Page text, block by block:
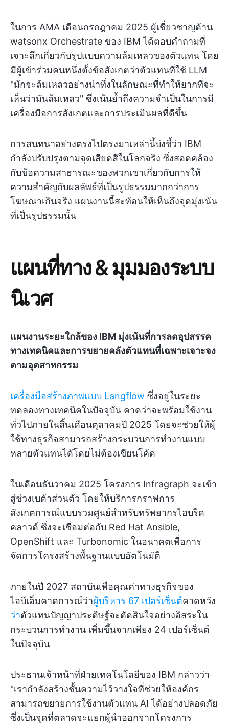
ในการ AMA เดือนกรกฎาคม 2025 ผู้เชี่ยวชาญด้าน
watsonx Orchestrate ของ IBM ได้ตอบคำถามที่
เจาะลึกเกี่ยวกับรูปแบบความล้มเหลวของตัวแทน โดย
มีผู้เข้าร่วมคนหนึ่งตั้งข้อสังเกตว่าตัวแทนที่ใช้ LLM
"มักจะล้มเหลวอย่างน่าทึ่งในลักษณะที่ทำให้ยากที่จะ
เห็นว่ามันล้มเหลว" ซึ่งเน้นย้ำถึงความจำเป็นในการมี
เครื่องมือการสังเกตและการประเมินผลที่ดีขึ้น
การสนทนาอย่างตรงไปตรงมาเหล่านี้บ่งชี้ว่า IBM
กำลังปรับปรุงตามจุดเสียดสีในโลกจริง ซึ่งสอดคล้อง
กับข้อความสาธารณะของพวกเขาเกี่ยวกับการให้
ความสำคัญกับผลลัพธ์ที่เป็นรูปธรรมมากกว่าการ
โฆษณาเกินจริง แผนงานนี้สะท้อนให้เห็นถึงจุดมุ่งเน้น
ที่เป็นรูปธรรมนั้น
แผนที่ทาง & มุมมองระบบ
นิเวศ
แผนงานระยะใกล้ของ IBM มุ่งเน้นที่การลดอุปสรรค
ทางเทคนิคและการขยายคลังตัวแทนที่เฉพาะเจาะจง
ตามอุตสาหกรรม
เครื่องมือสร้างภาพแบบ Langflow ซึ่งอยู่ในระยะ
ทดลองทางเทคนิคในปัจจุบัน คาดว่าจะพร้อมใช้งาน
ทั่วไปภายในสิ้นเดือนตุลาคมปี 2025 โดยจะช่วยให้ผู้
ใช้ทางธุรกิจสามารถสร้างกระบวนการทำงานแบบ
หลายตัวแทนได้โดยไม่ต้องเขียนโค้ด
ในเดือนธันวาคม 2025 โครงการ Infragraph จะเข้า
สู่ช่วงเบต้าส่วนตัว โดยให้บริการกราฟการ
สังเกตการณ์แบบรวมศูนย์สำหรับทรัพยากรไฮบริด
คลาวด์ ซึ่งจะเชื่อมต่อกับ Red Hat Ansible,
OpenShift และ Turbonomic ในอนาคตเพื่อการ
จัดการโครงสร้างพื้นฐานแบบอัตโนมัติ
ภายในปี 2027 สถาบันเพื่อคุณค่าทางธุรกิจของ
ไอบีเอ็มคาดการณ์ว่าผู้บริหาร 67 เปอร์เซ็นต์คาดหวัง
ว่าตัวแทนปัญญาประดิษฐ์จะตัดสินใจอย่างอิสระใน
กระบวนการทำงาน เพิ่มขึ้นจากเพียง 24 เปอร์เซ็นต์
ในปัจจุบัน
ประธานเจ้าหน้าที่ฝ่ายเทคโนโลยีของ IBM กล่าวว่า
"เรากำลังสร้างชั้นความไว้วางใจที่ช่วยให้องค์กร
สามารถขยายการใช้งานตัวแทน AI ได้อย่างปลอดภัย
ซึ่งเป็นจุดที่ตลาดจะแยกผู้นำออกจากโครงการ